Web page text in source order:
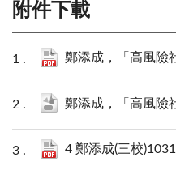
附件下載
鄭添成，「高風險社區犯罪人
鄭添成，「高風險社區犯罪
4 鄭添成(三校